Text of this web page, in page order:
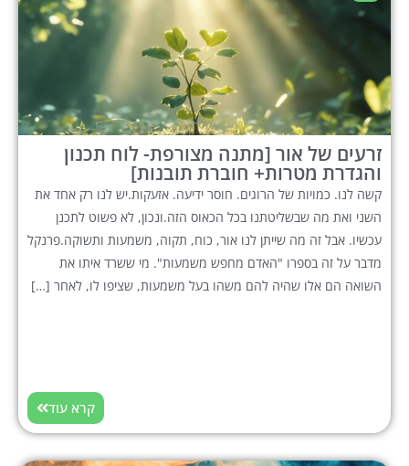
זרעים של אור [מתנה מצורפת- לוח תכנון
והגדרת מטרות+ חוברת תובנות]
קשה לנו. כמויות של הרוגים. חוסר ידיעה. אזעקות.יש לנו רק אחד את
השני ואת מה שבשליטתנו בכל הכאוס הזה.ונכון, לא פשוט לתכנן
עכשיו. אבל זה מה שייתן לנו אור, כוח, תקוה, משמעות ותשוקה.פרנקל
מדבר על זה בספרו "האדם מחפש משמעות". מי ששרד איתו את
השואה הם אלו שהיה להם משהו בעל משמעות, שציפו לו, לאחר […]
קרא עוד